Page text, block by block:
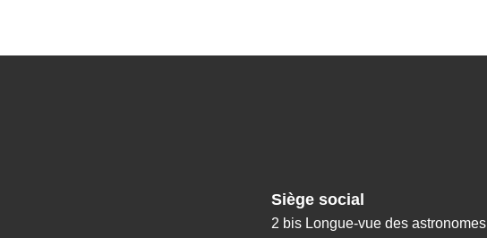
Siège social
2 bis Longue-vue des astronomes